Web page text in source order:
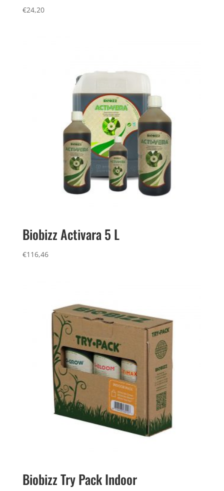
€24,20
Biobizz Activara 5 L
€116,46
Biobizz Try Pack Indoor